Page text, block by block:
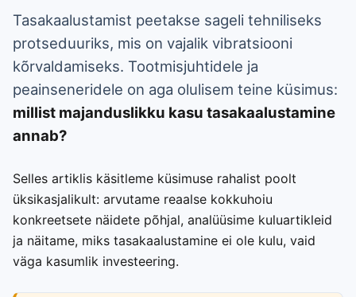
Tasakaalustamist peetakse sageli tehniliseks
protseduuriks, mis on vajalik vibratsiooni
kõrvaldamiseks. Tootmisjuhtidele ja
peainseneridele on aga olulisem teine küsimus:
millist majanduslikku kasu tasakaalustamine
annab?
Selles artiklis käsitleme küsimuse rahalist poolt
üksikasjalikult: arvutame reaalse kokkuhoiu
konkreetsete näidete põhjal, analüüsime kuluartikleid
ja näitame, miks tasakaalustamine ei ole kulu, vaid
väga kasumlik investeering.